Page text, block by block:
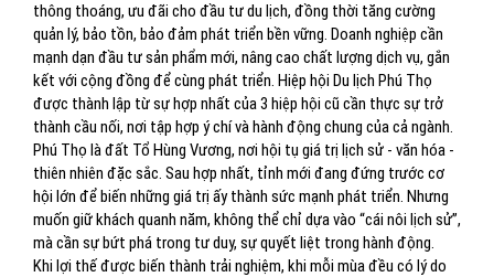
thông thoáng, ưu đãi cho đầu tư du lịch, đồng thời tăng cường
quản lý, bảo tồn, bảo đảm phát triển bền vững. Doanh nghiệp cần
mạnh dạn đầu tư sản phẩm mới, nâng cao chất lượng dịch vụ, gắn
kết với cộng đồng để cùng phát triển. Hiệp hội Du lịch Phú Thọ
được thành lập từ sự hợp nhất của 3 hiệp hội cũ cần thực sự trở
thành cầu nối, nơi tập hợp ý chí và hành động chung của cả ngành.
Phú Thọ là đất Tổ Hùng Vương, nơi hội tụ giá trị lịch sử - văn hóa -
thiên nhiên đặc sắc. Sau hợp nhất, tỉnh mới đang đứng trước cơ
hội lớn để biến những giá trị ấy thành sức mạnh phát triển. Nhưng
muốn giữ khách quanh năm, không thể chỉ dựa vào “cái nôi lịch sử”,
mà cần sự bứt phá trong tư duy, sự quyết liệt trong hành động.
Khi lợi thế được biến thành trải nghiệm, khi mỗi mùa đều có lý do